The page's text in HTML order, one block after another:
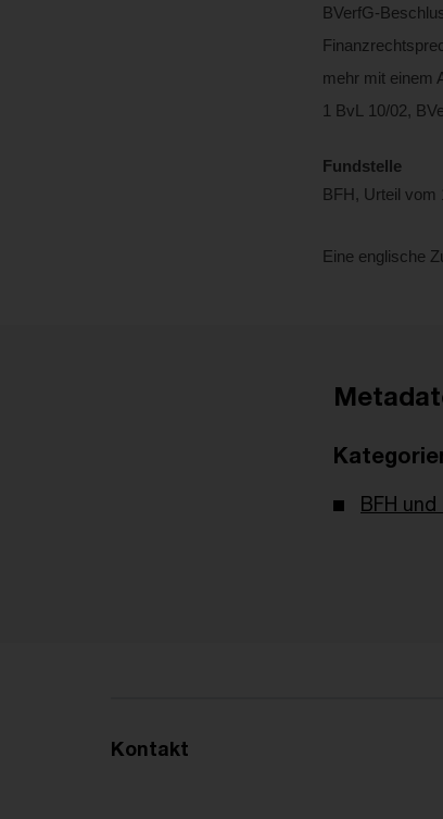
BVerfG-
mehr mit einem
1 BvL 10/02,
Fundstelle
BFH, Urteil vom
Eine englische
BFH
Kontakt